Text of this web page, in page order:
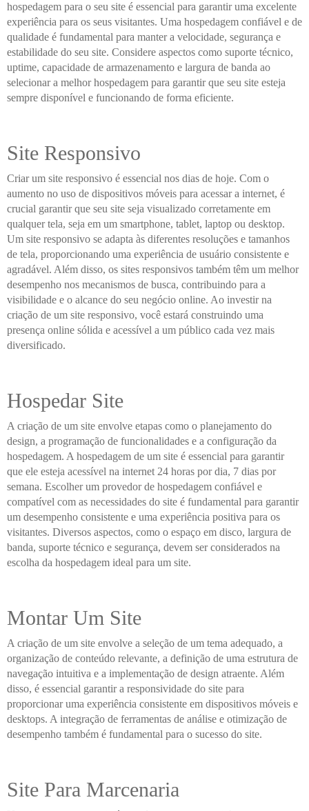
hospedagem para o seu site é essencial para garantir uma excelente
experiência para os seus visitantes. Uma hospedagem confiável e de
qualidade é fundamental para manter a velocidade, segurança e
estabilidade do seu site. Considere aspectos como suporte técnico,
uptime, capacidade de armazenamento e largura de banda ao
selecionar a melhor hospedagem para garantir que seu site esteja
sempre disponível e funcionando de forma eficiente.
Site Responsivo
Criar um site responsivo é essencial nos dias de hoje. Com o
aumento no uso de dispositivos móveis para acessar a internet, é
crucial garantir que seu site seja visualizado corretamente em
qualquer tela, seja em um smartphone, tablet, laptop ou desktop.
Um site responsivo se adapta às diferentes resoluções e tamanhos
de tela, proporcionando uma experiência de usuário consistente e
agradável. Além disso, os sites responsivos também têm um melhor
desempenho nos mecanismos de busca, contribuindo para a
visibilidade e o alcance do seu negócio online. Ao investir na
criação de um site responsivo, você estará construindo uma
presença online sólida e acessível a um público cada vez mais
diversificado.
Hospedar Site
A criação de um site envolve etapas como o planejamento do
design, a programação de funcionalidades e a configuração da
hospedagem. A hospedagem de um site é essencial para garantir
que ele esteja acessível na internet 24 horas por dia, 7 dias por
semana. Escolher um provedor de hospedagem confiável e
compatível com as necessidades do site é fundamental para garantir
um desempenho consistente e uma experiência positiva para os
visitantes. Diversos aspectos, como o espaço em disco, largura de
banda, suporte técnico e segurança, devem ser considerados na
escolha da hospedagem ideal para um site.
Montar Um Site
A criação de um site envolve a seleção de um tema adequado, a
organização de conteúdo relevante, a definição de uma estrutura de
navegação intuitiva e a implementação de design atraente. Além
disso, é essencial garantir a responsividade do site para
proporcionar uma experiência consistente em dispositivos móveis e
desktops. A integração de ferramentas de análise e otimização de
desempenho também é fundamental para o sucesso do site.
Site Para Marcenaria